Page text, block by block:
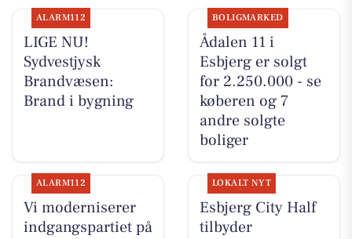
ALARM112
LIGE NU!
Sydvestjysk
Brandvæsen:
Brand i bygning
BOLIGMARKED
Ådalen 11 i
Esbjerg er solgt
for 2.250.000 - se
køberen og 7
andre solgte
boliger
ALARM112
Vi moderniserer
indgangspartiet på
LOKALT NYT
Esbjerg City Half
tilbyder